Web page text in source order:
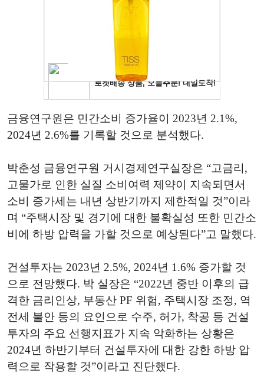
금융연구원은 민간소비 증가율이 2023년 2.1%,
2024년 2.6%를 기록할 것으로 분석했다.
박춘성 금융연구원 거시경제연구실장은 “고금리,
고물가로 인한 실질 소비여력 제약이 지속되면서
소비 증가세는 내년 상반기까지 제한적일 것”이라
며 “주택시장 및 경기에 대한 불확실성 또한 민간소
비에 하방 압력을 가할 것으로 예상된다”고 말했다.
건설투자는 2023년 2.5%, 2024년 1.6% 증가할 것
으로 전망했다. 박 실장은 “2022년 중반 이후의 급
격한 금리인상, 부동산 PF 위험, 주택시장 조정, 역
전세 불안 등의 요인으로 수주, 허가, 착공 등 건설
투자의 주요 선행지표가 지속 악화하는 상황은
2024년 하반기부터 건설투자에 대한 강한 하방 압
력으로 작용할 것”이라고 진단했다.